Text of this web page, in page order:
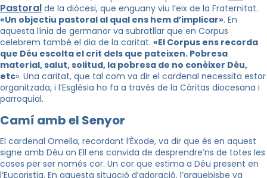
Pastoral de la diòcesi, que enguany viu l’eix de la Fraternitat.
«Un objectiu pastoral al qual ens hem d’implicar». En
aquesta línia de germanor va subratllar que en Corpus
celebrem també el dia de la caritat. «El Corpus ens recorda
que Déu escolta el crit dels que pateixen. Pobresa
material, salut, solitud, la pobresa de no conèixer Déu,
etc». Una caritat, que tal com va dir el cardenal necessita estar
organitzada, i l’Església ho fa a través de la Càritas diocesana i
parroquial.
Camí amb el Senyor
El cardenal Omella, recordant l’Èxode, va dir que és en aquest
signe amb Déu on Ell ens convida de desprendre’ns de totes les
coses per ser només cor. Un cor que estima a Déu present en
l’Eucaristia. En aquesta situació d’adoració, l’arquebisbe va